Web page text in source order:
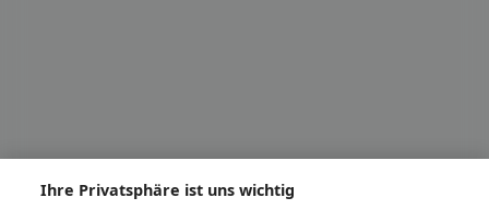
Ihre Privatsphäre ist uns wichtig